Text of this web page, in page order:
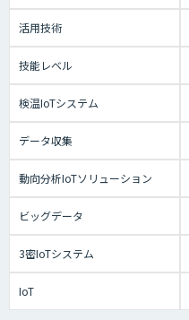
活用技術
技能レベル
検温IoTシステム
データ収集
動向分析IoTソリューション
ビッグデータ
3密IoTシステム
IoT